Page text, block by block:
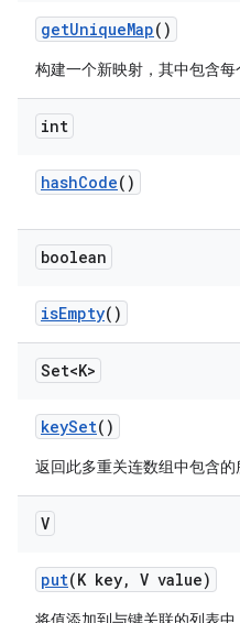
getUniqueMap()
构建一个新映射，其中包含每
int
hashCode()
boolean
isEmpty()
Set<K>
keySet()
返回此多重关连数组中包含的
V
put(K key, V value)